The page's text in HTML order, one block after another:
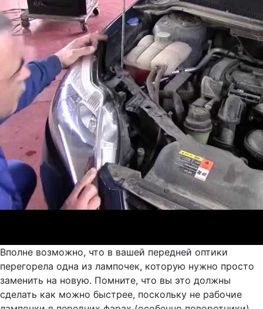
Вполне возможно, что в вашей передней оптики
перегорела одна из лампочек, которую нужно просто
заменить на новую. Помните, что вы это должны
сделать как можно быстрее, поскольку не рабочие